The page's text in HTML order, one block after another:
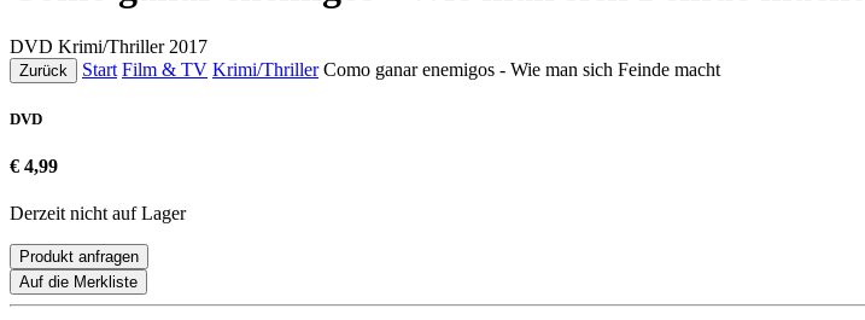
DVD Krimi/Thriller 2017
Zurück Start Film & TV Krimi/Thriller Como ganar enemigos - Wie man sich Feinde macht
DVD
€ 4,99
Derzeit nicht auf Lager
Produkt anfragen
Auf die Merkliste